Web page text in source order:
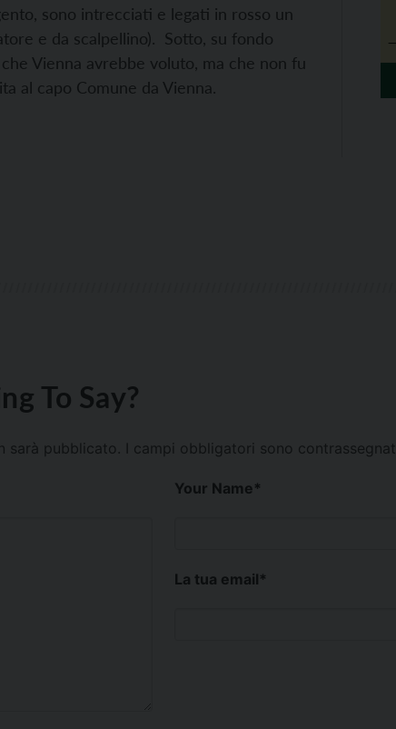
sono intrecciati e legati in rosso un
e da scalpellino). Sotto, su fondo
Vienna avrebbe voluto, ma che non fu
al capo Comune da Vienna.
To Say?
sarà pubblicato. I campi obbligatori sono contrassegnati
Your Name*
La tua email*